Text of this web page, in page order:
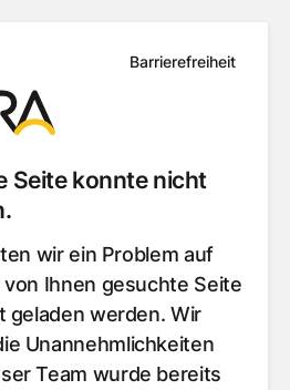
Barrierefreiheit
Seite konnte nicht
wir ein Problem auf
Ihnen gesuchte Seite
geladen werden. Wir
Unannehmlichkeiten
Team wurde bereits